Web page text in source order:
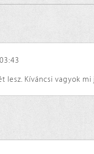
lesz. Kíváncsi vagyok